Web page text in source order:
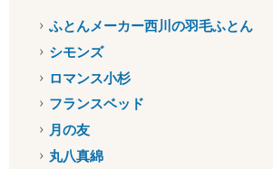
ふとんメーカー西川の羽毛ふとん
シモンズ
ロマンス小杉
フランスベッド
月の友
丸八真綿